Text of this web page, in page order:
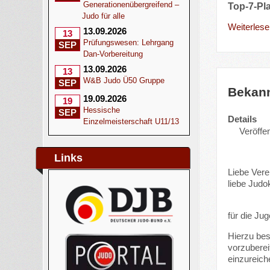
Generationenübergreifend –
Judo für alle
13
SEP
13.09.2026
Prüfungswesen: Lehrgang
Dan-Vorbereitung
13
SEP
13.09.2026
W&B Judo Ü50 Gruppe
19
SEP
19.09.2026
Hessische
Einzelmeisterschaft U11/13
Links
Top-7-
Details
Liebe
liebe
für die
Hierzu